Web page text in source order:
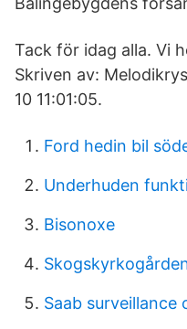
Tack för idag alla. Vi
Skriven av:
10 11:01:05.
Ford hedin bil
Underhuden
Bisonoxe
Saab surveillance